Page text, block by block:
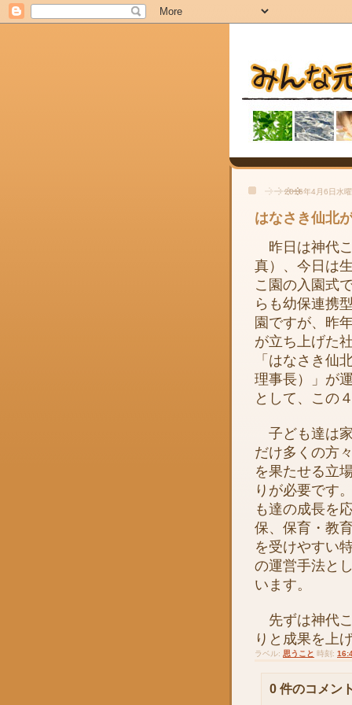
2016年4月6日水曜
はなさき仙北
昨日は神代
真）、今日は
こ園の入園式
らも幼保連携
園ですが、昨
が立ち上げた
「はなさき仙
理事長）」が
として、この
子ども達は
だけ多くの方
を果たせる立
りが必要です
も達の成長を
保、保育・教
を受けやすい
の運営手法と
います。
先ずは神代
りと成果を上
ラベル: 思うこと 時刻:
0 件のコメン